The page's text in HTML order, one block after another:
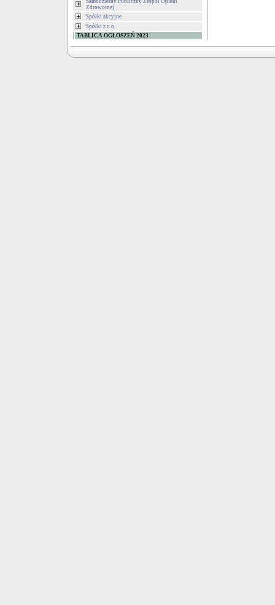
Samodzielny Publiczny Zespół Opieki
Zdrowotnej
Spółki akcyjne
Spółki z o.o.
TABLICA OGŁOSZEŃ 2023